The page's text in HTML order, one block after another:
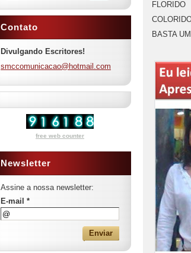
FLORIDO
BASTA
Contato
Divulgando Escritores!
smccomunicacao@hotmail.com
free web counter
Newsletter
Assine a nossa newsletter:
E-mail *